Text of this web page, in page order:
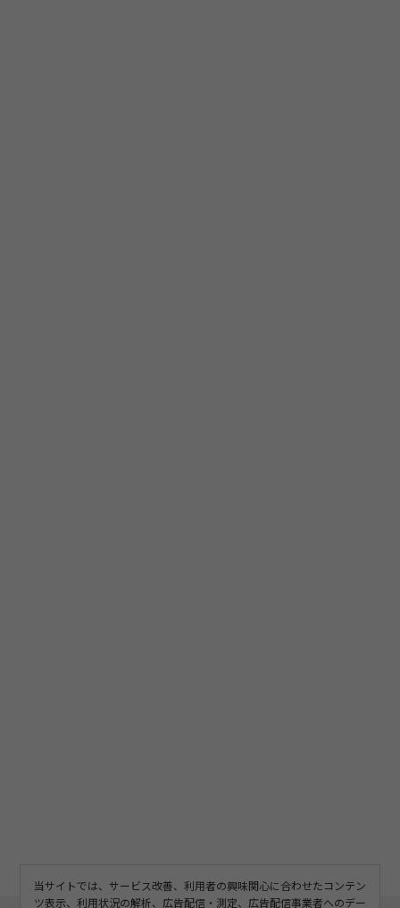
当サイトでは、サービス改善、利用者の興味関心に合わせたコンテン
ツ表示、利用状況の解析、広告配信・測定、広告配信事業者へのデー